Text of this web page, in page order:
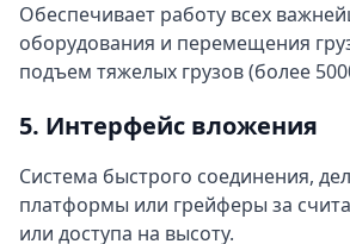
Обеспечивает работу всех
оборудования и перемещения
подъем тяжелых грузов (более
5. Интерфейс вложения
Система быстрого соединения,
платформы или грейферы за
или доступа на высоту.